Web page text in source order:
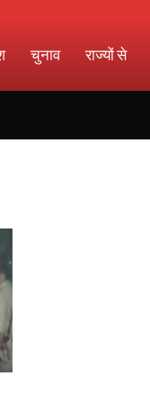
चुनाव राज्यों से